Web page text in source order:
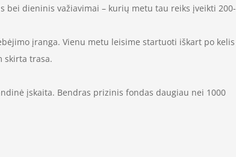
bei dieninis važiavimai – kurių metu tau reiks įveikti 200-
įranga. Vienu metu leisime startuoti iškart po kelis
skirta trasa.
įskaita. Bendras prizinis fondas daugiau nei 1000